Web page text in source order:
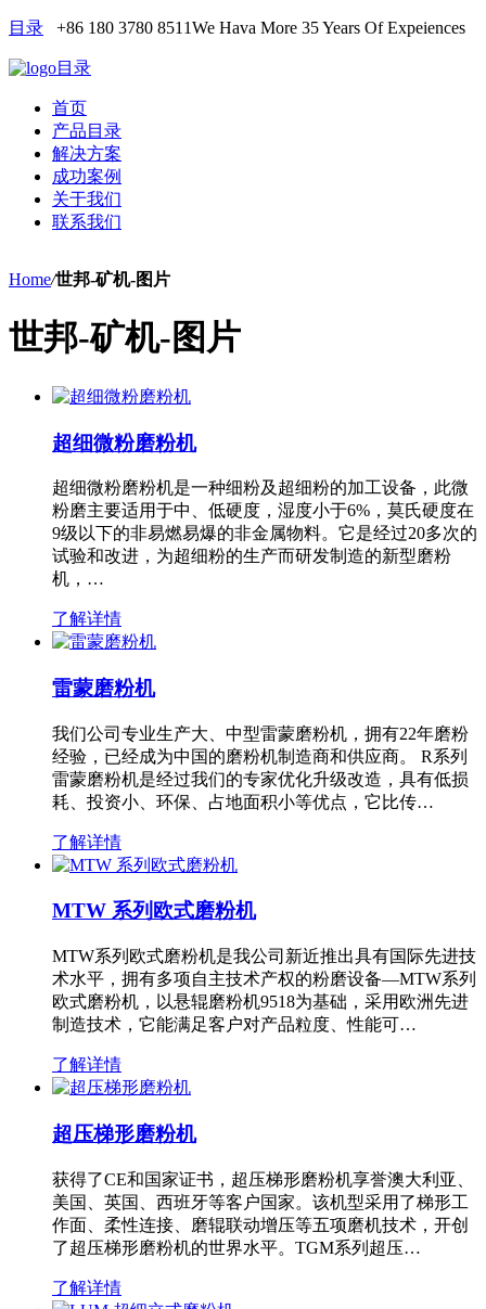
目录 +86 180 3780 8511We Hava More 35 Years Of Expeiences
目录
首页
产品目录
解决方案
成功案例
关于我们
联系我们
Home/世邦-矿机-图片
世邦-矿机-图片
超细微粉磨粉机
超细微粉磨粉机是一种细粉及超细粉的加工设备，此微
粉磨主要适用于中、低硬度，湿度小于6%，莫氏硬度在
9级以下的非易燃易爆的非金属物料。它是经过20多次的
试验和改进，为超细粉的生产而研发制造的新型磨粉
机，…
了解详情
雷蒙磨粉机
我们公司专业生产大、中型雷蒙磨粉机，拥有22年磨粉
经验，已经成为中国的磨粉机制造商和供应商。 R系列
雷蒙磨粉机是经过我们的专家优化升级改造，具有低损
耗、投资小、环保、占地面积小等优点，它比传…
了解详情
MTW 系列欧式磨粉机
MTW系列欧式磨粉机是我公司新近推出具有国际先进技
术水平，拥有多项自主技术产权的粉磨设备—MTW系列
欧式磨粉机，以悬辊磨粉机9518为基础，采用欧洲先进
制造技术，它能满足客户对产品粒度、性能可…
了解详情
超压梯形磨粉机
获得了CE和国家证书，超压梯形磨粉机享誉澳大利亚、
美国、英国、西班牙等客户国家。该机型采用了梯形工
作面、柔性连接、磨辊联动增压等五项磨机技术，开创
了超压梯形磨粉机的世界水平。TGM系列超压…
了解详情